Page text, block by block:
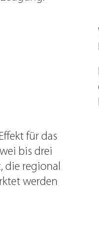
für das
bis drei
die regional
werden